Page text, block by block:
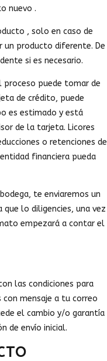
nuevo .
, solo en caso de
un producto diferente. De
si es necesario.
puede tomar de
de crédito, puede
es estimado y está
de la tarjeta. Licores
o retenciones de
financiera pueda
te enviaremos un
lo diligencies, una vez
empezará a contar el
las condiciones para
mensaje a tu correo
el cambio y/o garantía
de envío inicial.